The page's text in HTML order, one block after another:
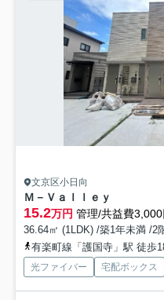
文京区小日向
Ｍ－Ｖａｌｌｅｙ
15.2万円 管理/共益費3,000
36.64㎡ (1LDK) /築1年未満 /2
有楽町線「護国寺」駅 徒歩
光ファイバー 宅配ボックス